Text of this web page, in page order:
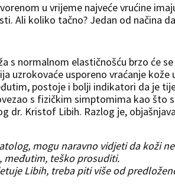
u vrijeme najveće vrućine
Ali koliko tačno? Jedan od načina
s normalnom elastičnošću brzo će
uzrokovaće usporeno vraćanje
postoje i bolji indikatori da je
s fizičkim simptomima kao što
dr. Kristof Libih. Razlog je,
mogu naravno vidjeti da koži
međutim, teško prosuditi.
Libih, treba piti više od